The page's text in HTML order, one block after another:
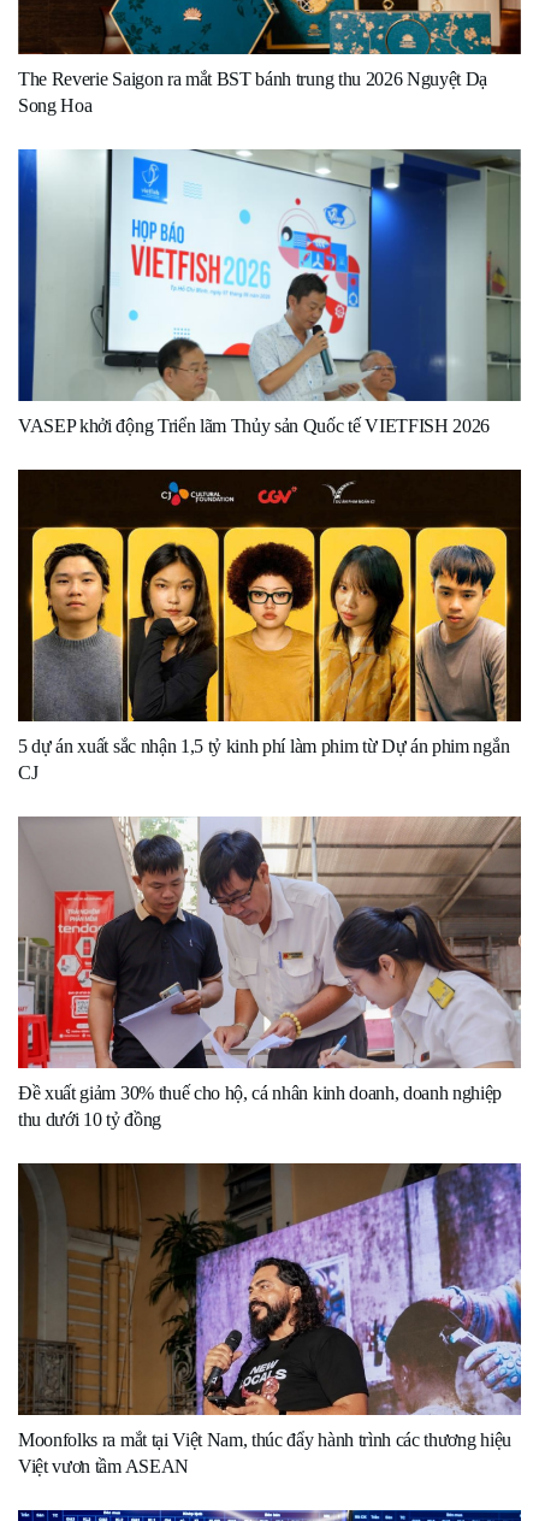
The Reverie Saigon ra mắt BST bánh trung thu 2026 Nguyệt Dạ
Song Hoa
VASEP khởi động Triển lãm Thủy sản Quốc tế VIETFISH 2026
5 dự án xuất sắc nhận 1,5 tỷ kinh phí làm phim từ Dự án phim ngắn
CJ
Đề xuất giảm 30% thuế cho hộ, cá nhân kinh doanh, doanh nghiệp
thu dưới 10 tỷ đồng
Moonfolks ra mắt tại Việt Nam, thúc đẩy hành trình các thương hiệu
Việt vươn tầm ASEAN